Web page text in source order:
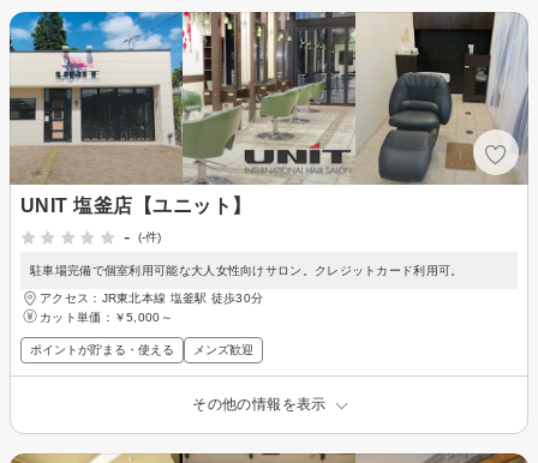
UNIT 塩釜店【ユニット】
-
(-件)
駐車場完備で個室利用可能な大人女性向けサロン。クレジットカード利用可。
アクセス：JR東北本線 塩釜駅 徒歩30分
カット単価： ￥5,000～
ポイントが貯まる・使える メンズ歓迎
その他の情報を表示